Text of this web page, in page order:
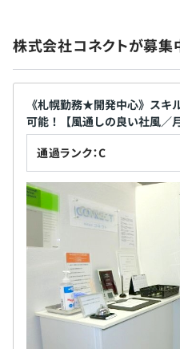
給与の内訳は、職能手当の割
技術力を高めれば高めるほ
る仕組みを整えています。
20代：5名、30代：3名、40
れています。
3カ月
※状況に応じて期間の変更
株式会社コネクトが募集
《札幌勤務★開発中心》スキ
可能！【風通しの良い社風／
通過ランク：C